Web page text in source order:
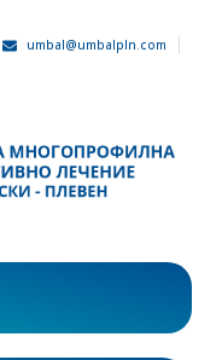
umbal@umbalpln.com